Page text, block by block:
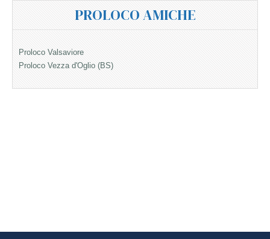
PROLOCO AMICHE
Proloco Valsaviore
Proloco Vezza d'Oglio (BS)